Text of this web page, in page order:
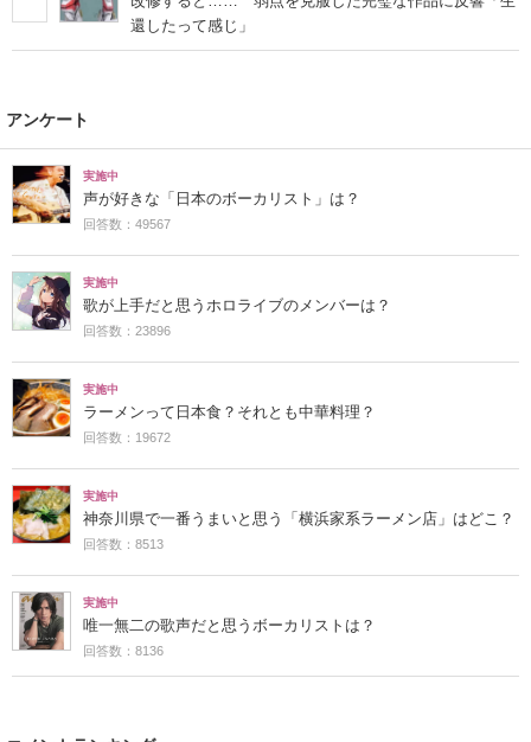
還したって感じ」
アンケート
実施中
声が好きな「日本のボーカリスト」は？
回答数：49567
実施中
歌が上手だと思うホロライブのメンバーは？
回答数：23896
実施中
ラーメンって日本食？それとも中華料理？
回答数：19672
実施中
神奈川県で一番うまいと思う「横浜家系ラーメン店」はどこ？
回答数：8513
実施中
唯一無二の歌声だと思うボーカリストは？
回答数：8136